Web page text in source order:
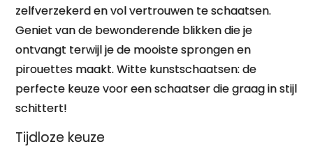
zelfverzekerd en vol vertrouwen te schaatsen.
Geniet van de bewonderende blikken die je
ontvangt terwijl je de mooiste sprongen en
pirouettes maakt. Witte kunstschaatsen: de
perfecte keuze voor een schaatser die graag in stijl
schittert!
Tijdloze keuze